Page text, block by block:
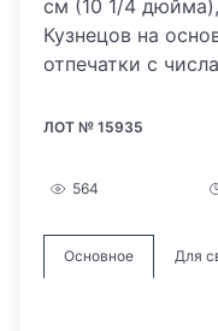
см (10 1/4
Кузнецов на
отпечатки с
ЛОТ № 15935
564
Основное Для